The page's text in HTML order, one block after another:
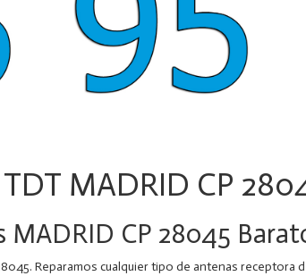
MADRID CP
MADRID CP 28045
Reparamos cualquier tipo de antenas